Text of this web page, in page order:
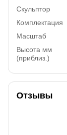
Скульптор
Комплектация
Масштаб
Высота мм
(приблиз.)
Отзывы